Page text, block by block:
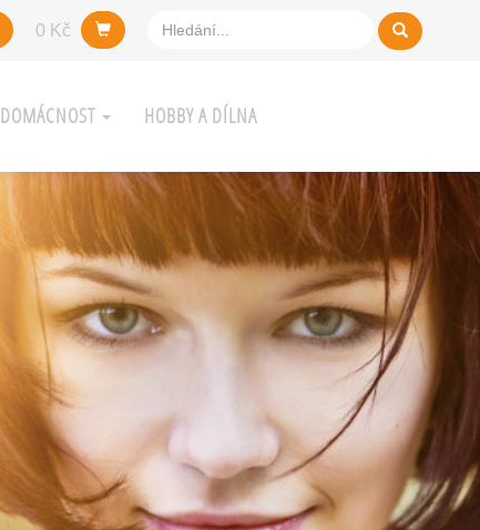
0 Kč
DOMÁCNOST HOBBY A DÍLNA